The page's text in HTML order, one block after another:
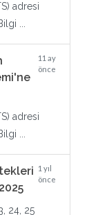
adresi
...
11 ay
önce
adresi
...
1 yıl
önce
24, 25